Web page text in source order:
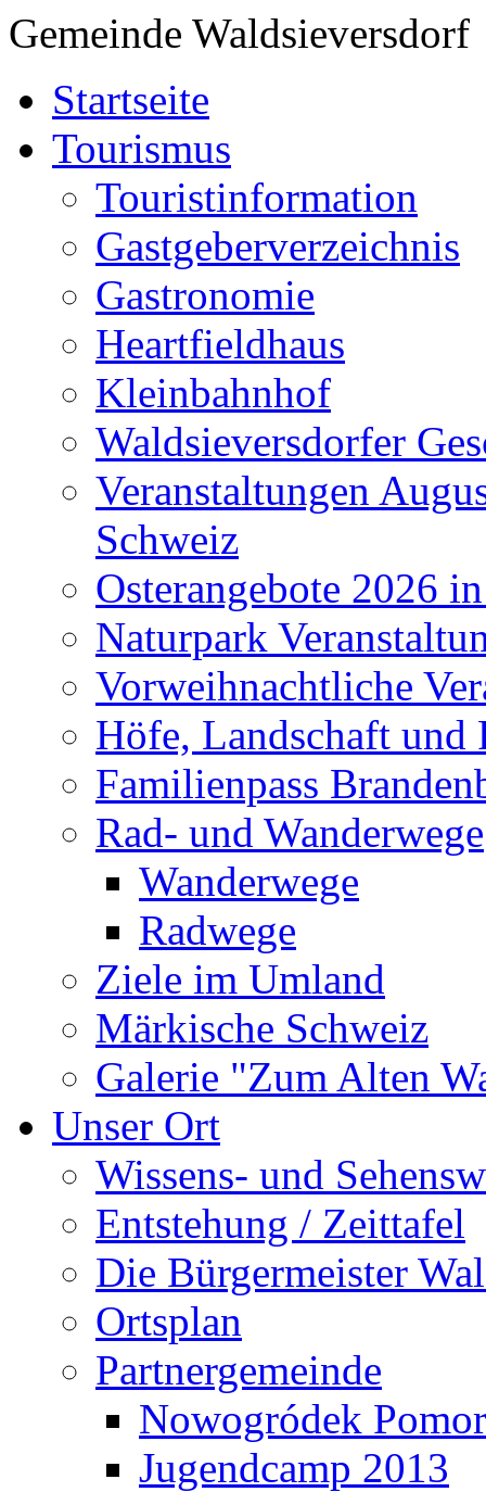
Gemeinde Waldsieversdorf
Startseite
Tourismus
Touristinformation
Gastgeberverzeichnis
Gastronomie
Heartfieldhaus
Kleinbahnhof
Waldsieversdorfer
Veranstaltungen
Schweiz
Osterangebote 2026
Naturpark
Vorweihnachtliche
Höfe, Landschaft und
Familienpass
Rad- und Wanderwege
Wanderwege
Radwege
Ziele im Umland
Märkische Schweiz
Galerie "Zum Alten
Unser Ort
Wissens- und
Entstehung / Zeittafel
Die Bürgermeister
Ortsplan
Partnergemeinde
Nowogródek
Jugendcamp 2013